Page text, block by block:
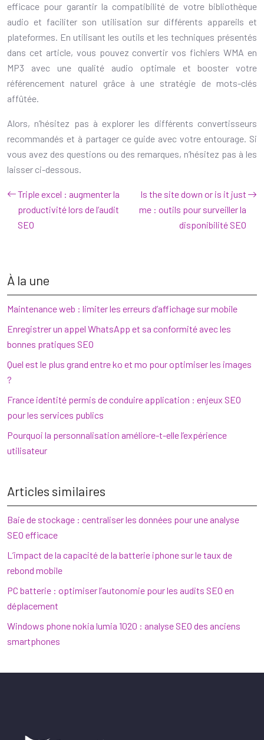
efficace pour garantir la compatibilité de votre bibliothèque
audio et faciliter son utilisation sur différents appareils et
plateformes. En utilisant les outils et les techniques présentés
dans cet article, vous pouvez convertir vos fichiers WMA en
MP3 avec une qualité audio optimale et booster votre
référencement naturel grâce à une stratégie de mots-clés
affûtée.
Alors, n’hésitez pas à explorer les différents convertisseurs
recommandés et à partager ce guide avec votre entourage. Si
vous avez des questions ou des remarques, n’hésitez pas à les
laisser ci-dessous.
Triple excel : augmenter la
productivité lors de l’audit
SEO
Is the site down or is it just
me : outils pour surveiller la
disponibilité SEO
À la une
Maintenance web : limiter les erreurs d’affichage sur mobile
Enregistrer un appel WhatsApp et sa conformité avec les
bonnes pratiques SEO
Quel est le plus grand entre ko et mo pour optimiser les images
?
France identité permis de conduire application : enjeux SEO
pour les services publics
Pourquoi la personnalisation améliore-t-elle l’expérience
utilisateur
Articles similaires
Baie de stockage : centraliser les données pour une analyse
SEO efficace
L’impact de la capacité de la batterie iphone sur le taux de
rebond mobile
PC batterie : optimiser l’autonomie pour les audits SEO en
déplacement
Windows phone nokia lumia 1020 : analyse SEO des anciens
smartphones